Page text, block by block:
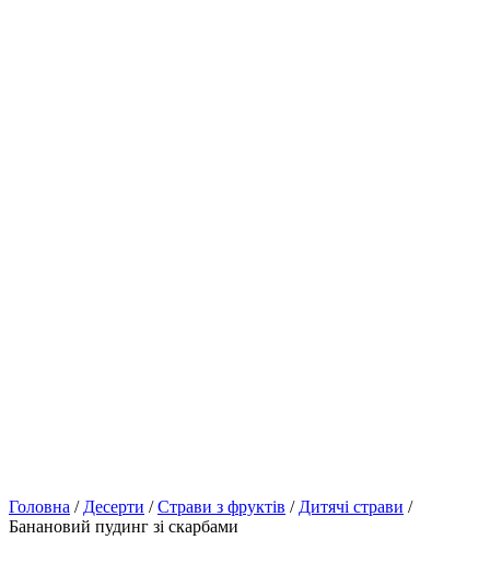
Головна /Десерти /Страви з фруктів /Дитячі страви /
Банановий пудинг зі скарбами